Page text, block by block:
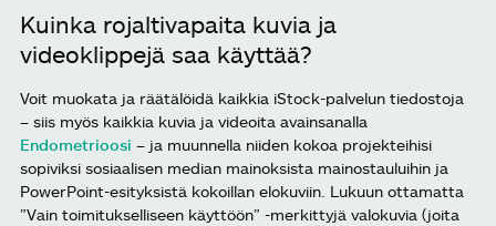
Kuinka rojaltivapaita kuvia ja
videoklippejä saa käyttää?
Voit muokata ja räätälöidä kaikkia iStock-palvelun tiedostoja
– siis myös kaikkia kuvia ja videoita avainsanalla
Endometrioosi – ja muunnella niiden kokoa projekteihisi
sopiviksi sosiaalisen median mainoksista mainostauluihin ja
PowerPoint-esityksistä kokoillan elokuviin. Lukuun ottamatta
”Vain toimitukselliseen käyttöön” -merkittyjä valokuvia (joita